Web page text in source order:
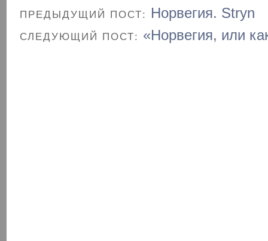
ПРЕДЫДУЩИЙ ПОСТ: Норвегия. Stryn
СЛЕДУЮЩИЙ ПОСТ: «Норвегия, или